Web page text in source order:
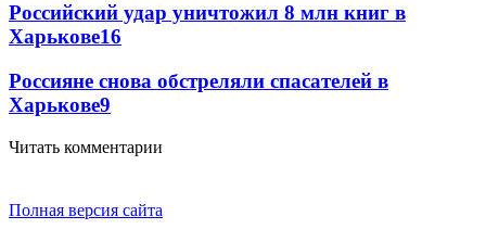
Российский удар уничтожил 8 млн книг в
Харькове16
Россияне снова обстреляли спасателей в
Харькове9
Читать комментарии
Полная версия сайта